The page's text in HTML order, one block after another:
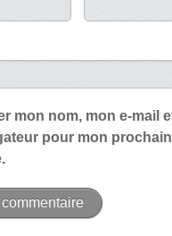
mon nom, mon e-mail
pour mon prochain